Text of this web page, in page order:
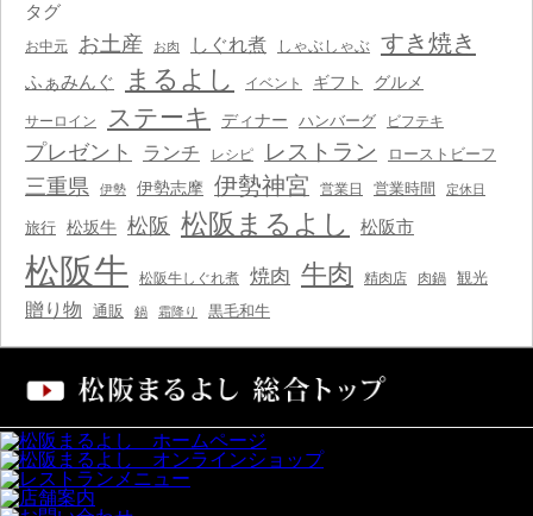
タグ
お中元 お土産 お肉 しぐれ煮 しゃぶしゃぶ すき焼き
ふぁみんぐ まるよし イベント ギフト グルメ
サーロイン ステーキ ディナー ハンバーグ ビフテキ
プレゼント ランチ レシピ レストラン ローストビーフ
三重県 伊勢 伊勢志摩 伊勢神宮 営業日 営業時間 定休日
旅行 松坂牛 松阪 松阪まるよし 松阪市
松阪牛 松阪牛しぐれ煮 焼肉 牛肉 精肉店 肉鍋 観光
贈り物 通販 鍋 霜降り 黒毛和牛